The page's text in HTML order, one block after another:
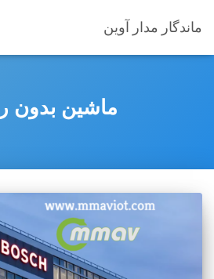
ماندگار مدار آوین
ماشین بدون